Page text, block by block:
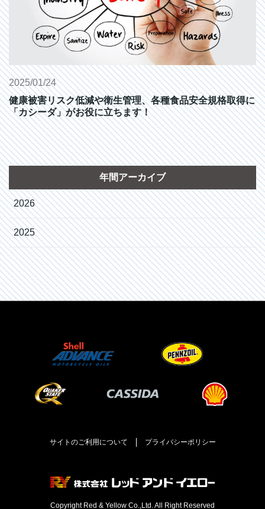
2025/01/24
健康被害リスク低減や衛生管理、各種食品安全規格取得に
「カシーダ」がお役に立ちます！
年間アーカイブ
2026
2025
サイトのご利用について プライバシーポリシー
Copyright Red & Yellow Co.,Ltd.All Right Reserved